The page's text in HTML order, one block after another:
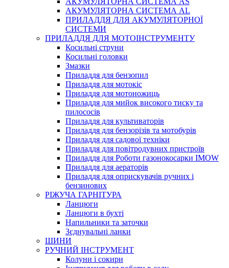
АКУМУЛЯТОРНА СИСТЕМА AL
ПРИЛАДДЯ ДЛЯ АКУМУЛЯТОРНОЇ
СИСТЕМИ
ПРИЛАДДЯ ДЛЯ МОТОІНСТРУМЕНТУ
Косильні струни
Косильні головки
Змазки
Приладдя для бензопил
Приладдя для мотокіс
Приладдя для мотоножиць
Приладдя для мийок високого тиску та
пилососів
Приладдя для культиваторів
Приладдя для бензорізів та мотобурів
Приладдя для садової техніки
Приладдя для повітродувних пристроїв
Приладдя для Роботи газонокосарки IMOW
Приладдя для аераторів
Приладдя для оприскувачів ручних і
бензинових
РІЖУЧА ГАРНІТУРА
Ланцюги
Ланцюги в бухті
Напильники та заточки
Зєднувальні ланки
ШИНИ
РУЧНИЙ ІНСТРУМЕНТ
Колуни і сокири